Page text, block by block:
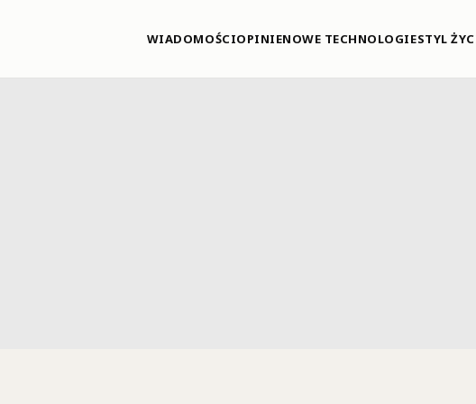
WIADOMOŚCIOPINIENOWE TECHNOLOGIESTYL